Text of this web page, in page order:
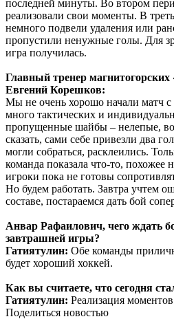
последней минуты. Во втором
реализовали свои моменты. В
немного подвели удаления или
пропустили ненужные голы. Для
игра получилась.
Главный тренер
Евгений Корешков:
Мы не очень хорошо начали матч
много тактических и
пропущенные шайбы – нелепые,
сказать, сами себе привезли два
могли собраться, расклеились.
команда показала что-то, похожее
игроки пока не готовы
Но будем работать. Завтра учтем
составе, постараемся дать бой
Анвар Рафаилович, чего ждать
завтрашней игры?
Гатиятулин: Обе команды
будет хороший хоккей.
Как вы считаете, что сегодня
Гатиятулин: Реализация
Поделиться новостью